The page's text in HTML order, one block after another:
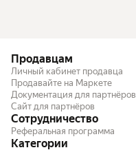
Продавцам
Личный кабинет продавца
Продавайте на Маркете
Документация для партнёров
Сайт для партнёров
Сотрудничество
Реферальная программа
Категории